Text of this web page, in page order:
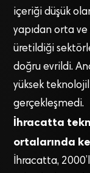
içeriği düşük
yapıdan orta
üretildiği
doğru evrildi.
yüksek
gerçekleşmedi.
İhracatta
ortalarında
İhracatta,